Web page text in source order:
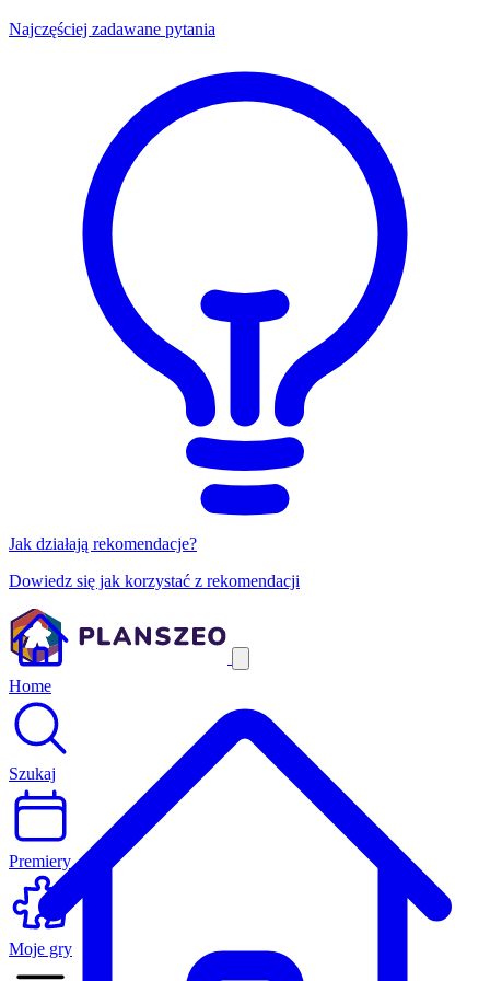
Najczęściej zadawane pytania
Jak działają rekomendacje?
Dowiedz się jak korzystać z rekomendacji
Home
Szukaj
Premiery
Moje gry